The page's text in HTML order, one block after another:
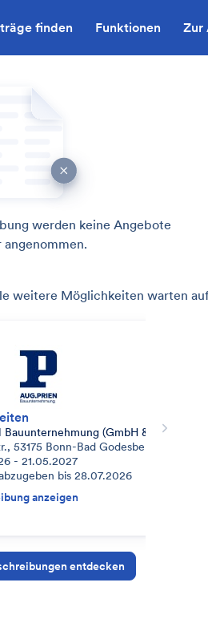
finden Funktionen Zur
werden keine Angebote
angenommen.
weitere Möglichkeiten warten
Bauunternehmung (GmbH & Co. KG)
53175 Bonn-Bad Godesberg,
- 21.05.2027
bis 28.07.2026
anzeigen
entdecken